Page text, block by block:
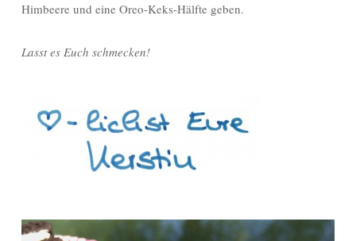
Himbeere und eine Oreo-Keks-Hälfte geben.
Lasst es Euch schmecken!